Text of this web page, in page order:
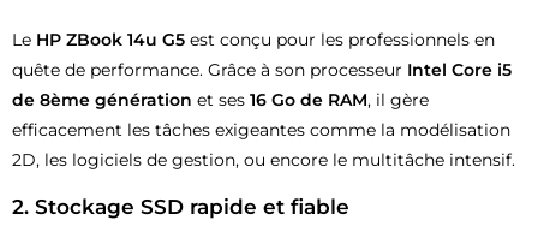
Le HP ZBook 14u G5 est conçu pour les professionnels en
quête de performance. Grâce à son processeur Intel Core i5
de 8ème génération et ses 16 Go de RAM, il gère
efficacement les tâches exigeantes comme la modélisation
2D, les logiciels de gestion, ou encore le multitâche intensif.
2. Stockage SSD rapide et fiable